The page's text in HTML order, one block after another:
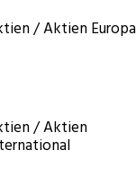
/ Akti­en Europa
/ Akti­en